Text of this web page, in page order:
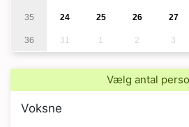
35 24 25 26 27
36 31 1 2 3
Vælg antal
Voksne